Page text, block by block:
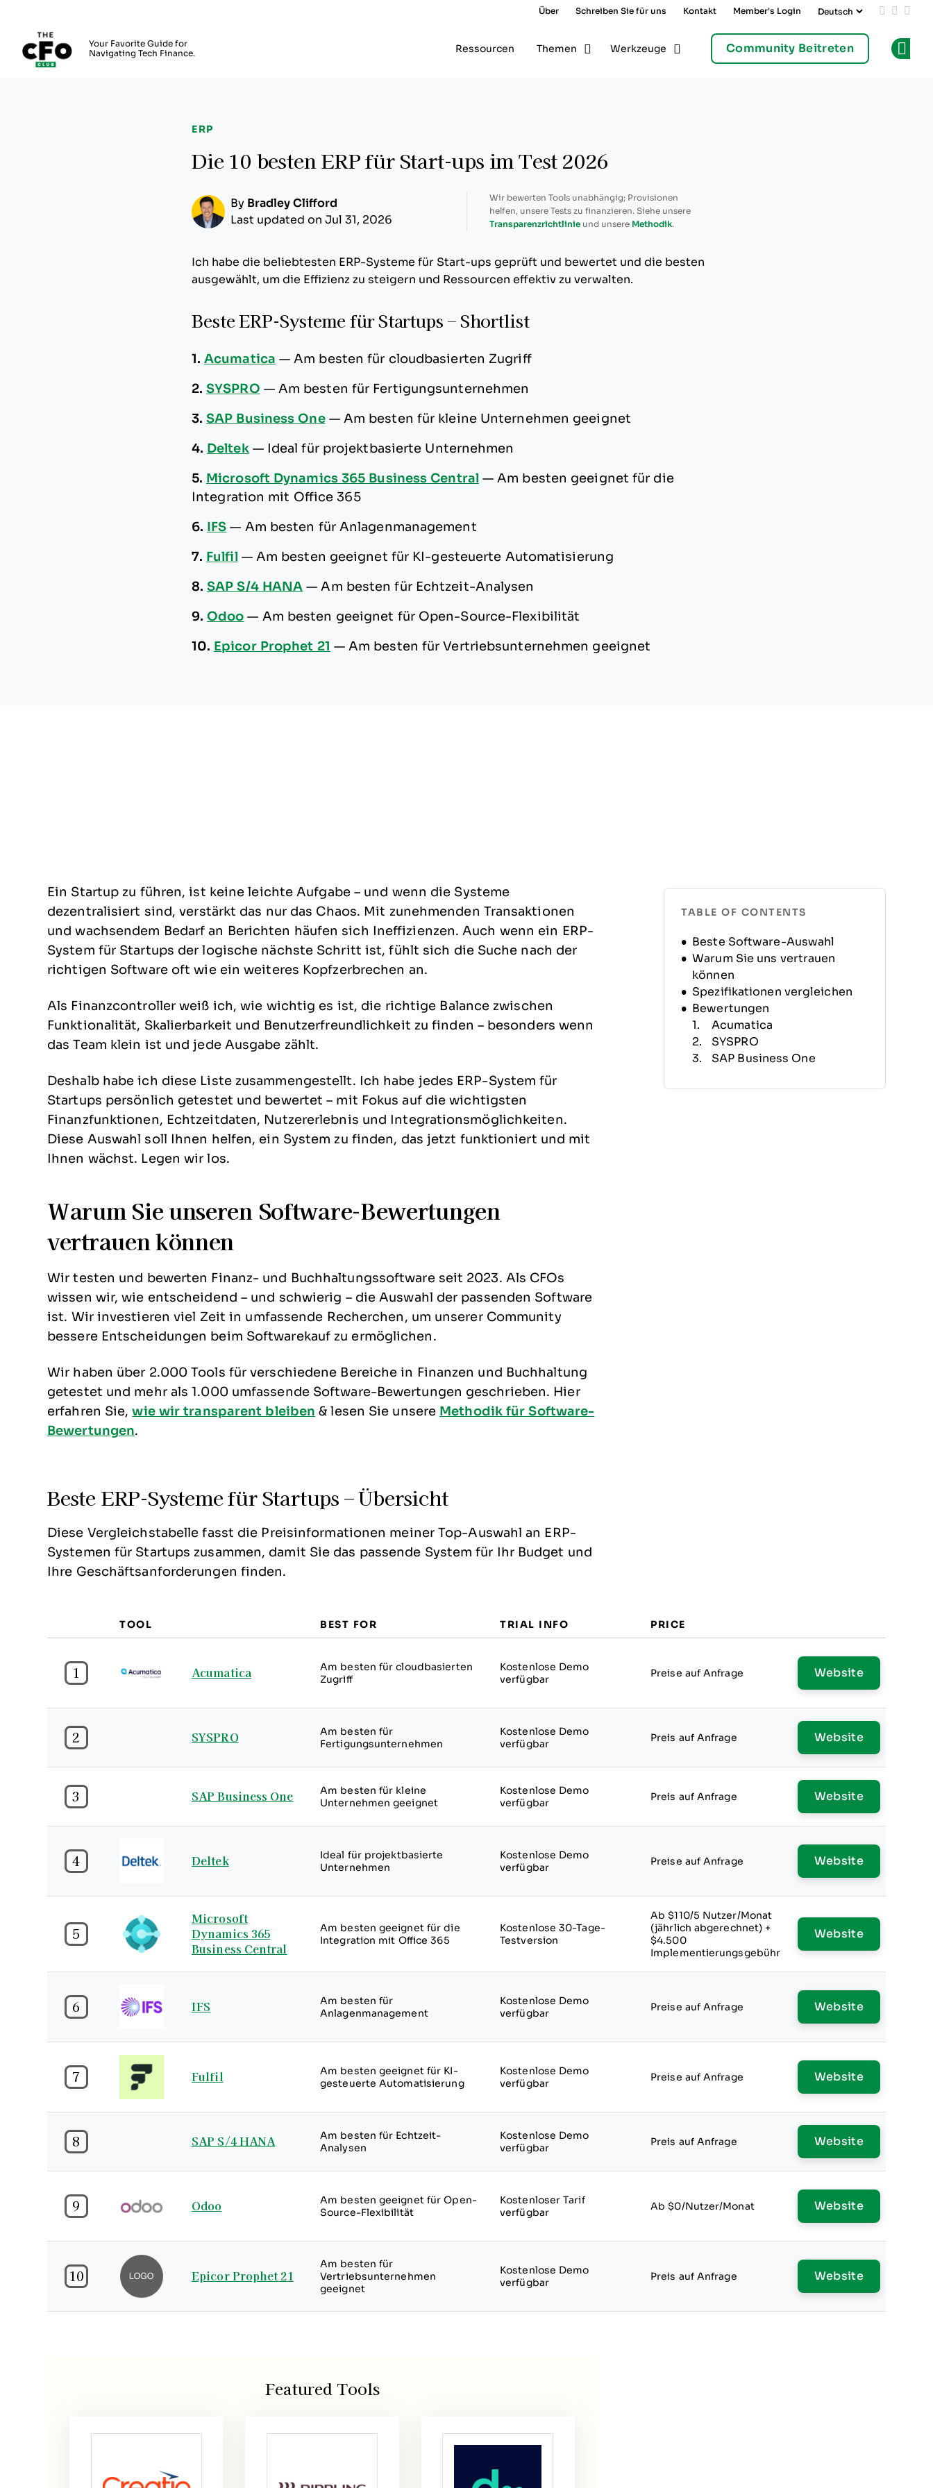
Über Schreiben Sie für uns Kontakt Member's Login Add us
Follow
Your Favorite Guide for
Navigating Tech Finance.
Ressourcen Themen Werkzeuge Community Beitreten
ERP
Die 10 besten ERP für Start-ups im Test 2026
By Bradley Clifford
Last updated on Jul 31, 2026
Wir bewerten Tools unabhängig; Provisionen
helfen, unsere Tests zu finanzieren. Siehe unsere
Transparenzrichtlinieund unsere Methodik.
Ich habe die beliebtesten ERP-Systeme für Start-ups geprüft und bewertet und die besten
ausgewählt, um die Effizienz zu steigern und Ressourcen effektiv zu verwalten.
Beste ERP-Systeme für Startups – Shortlist
1. Acumatica —Am besten für cloudbasierten Zugriff
2. SYSPRO — Am besten für Fertigungsunternehmen
3. SAP Business One — Am besten für kleine Unternehmen geeignet
4. Deltek — Ideal für projektbasierte Unternehmen
5. Microsoft Dynamics 365 Business Central —Am besten geeignet für die
Integration mit Office 365
6. IFS — Am besten für Anlagenmanagement
7. Fulfil — Am besten geeignet für KI-gesteuerte Automatisierung
8. SAP S/4 HANA —Am besten für Echtzeit-Analysen
9. Odoo — Am besten geeignet für Open-Source-Flexibilität
10. Epicor Prophet 21 — Am besten für Vertriebsunternehmen geeignet
Ein Startup zu führen, ist keine leichte Aufgabe – und wenn die Systeme
dezentralisiert sind, verstärkt das nur das Chaos. Mit zunehmenden Transaktionen
und wachsendem Bedarf an Berichten häufen sich Ineffizienzen. Auch wenn ein ERP-
System für Startups der logische nächste Schritt ist, fühlt sich die Suche nach der
richtigen Software oft wie ein weiteres Kopfzerbrechen an.
Als Finanzcontroller weiß ich, wie wichtig es ist, die richtige Balance zwischen
Funktionalität, Skalierbarkeit und Benutzerfreundlichkeit zu finden – besonders wenn
das Team klein ist und jede Ausgabe zählt.
Deshalb habe ich diese Liste zusammengestellt. Ich habe jedes ERP-System für
Startups persönlich getestet und bewertet – mit Fokus auf die wichtigsten
Finanzfunktionen, Echtzeitdaten, Nutzererlebnis und Integrationsmöglichkeiten.
Diese Auswahl soll Ihnen helfen, ein System zu finden, das jetzt funktioniert und mit
Ihnen wächst. Legen wir los.
Warum Sie unseren Software-Bewertungen
vertrauen können
Wir testen und bewerten Finanz- und Buchhaltungssoftware seit 2023. Als CFOs
wissen wir, wie entscheidend – und schwierig – die Auswahl der passenden Software
ist. Wir investieren viel Zeit in umfassende Recherchen, um unserer Community
bessere Entscheidungen beim Softwarekauf zu ermöglichen.
Wir haben über 2.000 Tools für verschiedene Bereiche in Finanzen und Buchhaltung
getestet und mehr als 1.000 umfassende Software-Bewertungen geschrieben. Hier
erfahren Sie,wie wir transparent bleiben & lesen Sie unsere Methodik für Software-
Bewertungen.
Beste ERP-Systeme für Startups – Übersicht
Diese Vergleichstabelle fasst die Preisinformationen meiner Top-Auswahl an ERP-
Systemen für Startups zusammen, damit Sie das passende System für Ihr Budget und
Ihre Geschäftsanforderungen finden.
TOOL BEST FOR TRIAL INFO PRICE
1 Acumatica
Am besten für cloudbasierten
Zugriff
Kostenlose Demo
verfügbar
Preise auf Anfrage Website
2 SYSPRO
Am besten für
Fertigungsunternehmen
Kostenlose Demo
verfügbar
Preis auf Anfrage Website
3 SAP Business One
Am besten für kleine
Unternehmen geeignet
Kostenlose Demo
verfügbar
Preis auf Anfrage Website
4 Deltek
Ideal für projektbasierte
Unternehmen
Kostenlose Demo
verfügbar
Preise auf Anfrage Website
5
Microsoft
Dynamics 365
Business Central
Am besten geeignet für die
Integration mit Office 365
Kostenlose 30-Tage-
Testversion
Ab $110/5 Nutzer/Monat
(jährlich abgerechnet) +
$4.500
Implementierungsgebühr
Website
6 IFS
Am besten für
Anlagenmanagement
Kostenlose Demo
verfügbar
Preise auf Anfrage Website
7 Fulfil
Am besten geeignet für KI-
gesteuerte Automatisierung
Kostenlose Demo
verfügbar
Preise auf Anfrage Website
8 SAP S/4 HANA
Am besten für Echtzeit-
Analysen
Kostenlose Demo
verfügbar
Preis auf Anfrage Website
9 Odoo
Am besten geeignet für Open-
Source-Flexibilität
Kostenloser Tarif
verfügbar
Ab $0/Nutzer/Monat Website
10 Epicor Prophet 21
Am besten für
Vertriebsunternehmen
geeignet
Kostenlose Demo
verfügbar
Preis auf Anfrage Website
Featured Tools
TABLE OF CONTENTS
Beste Software-Auswahl
Warum Sie uns vertrauen
können
Spezifikationen vergleichen
Bewertungen
Acumatica
SYSPRO
SAP Business One
Microsoft Dynamics 365